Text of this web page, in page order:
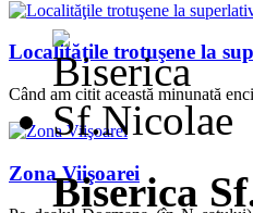
Localităţile trotuşene la
Când am citit această minunată
Zona Viişoarei
Biserica